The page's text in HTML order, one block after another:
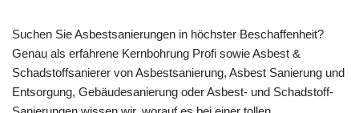
Suchen Sie Asbestsanierungen in höchster Beschaffenheit?
Genau als erfahrene Kernbohrung Profi sowie Asbest &
Schadstoffsanierer von Asbestsanierung, Asbest Sanierung und
Entsorgung, Gebäudesanierung oder Asbest- und Schadstoff-